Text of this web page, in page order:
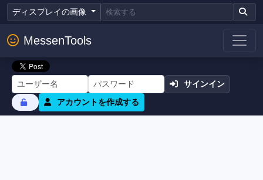
ディスプレイの画像
MessenTools
サインイン
アカウントを作成する